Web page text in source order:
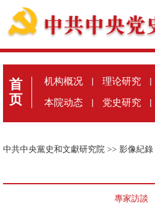
首
页
机构概况 | 理论研究 |
本院动态 | 党史研究 |
中共中央黨史和文獻研究院 >> 影像紀錄
專家訪談